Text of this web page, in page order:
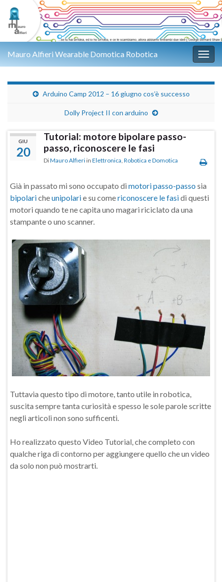
Mauro Alfieri Wearable Domotica Robotica
Arduino Camp 2012 – 16 giugno cos’è successo
Dolly Project II con arduino
GIU
20
Tutorial: motore bipolare passo-
passo, riconoscere le fasi
DiMauro Alfieri in Elettronica, Robotica e Domotica
Già in passato mi sono occupato di motori passo-passo sia
bipolaricheunipolarie su comericonoscere le fasidi questi
motori quando te ne capita uno magari riciclato da una
stampante o uno scanner.
Tuttavia questo tipo di motore, tanto utile in robotica,
suscita sempre tanta curiosità e spesso le sole parole scritte
negli articoli non sono sufficenti.
Ho realizzato questo Video Tutorial, che completo con
qualche riga di contorno per aggiungere quello che un video
da solo non può mostrarti.